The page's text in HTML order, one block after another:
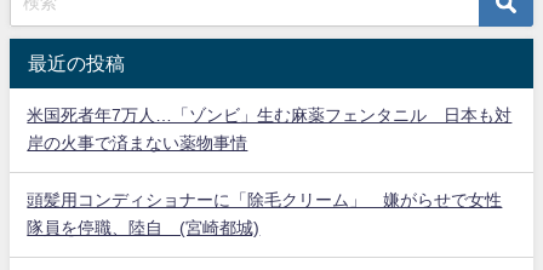
最近の投稿
米国死者年7万人…「ゾンビ」生む麻薬フェンタニル 日本も対
岸の火事で済まない薬物事情
頭髪用コンディショナーに「除毛クリーム」 嫌がらせで女性
隊員を停職、陸自 (宮崎都城)